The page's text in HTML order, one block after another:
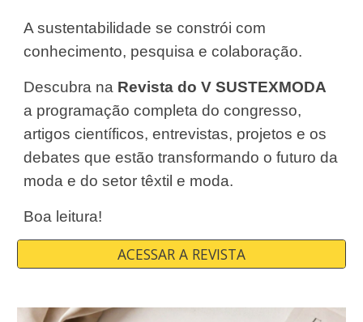
A sustentabilidade se constrói com
conhecimento, pesquisa e colaboração.
Descubra na Revista do V SUSTEXMODA
a programação completa do congresso,
artigos científicos, entrevistas, projetos e os
debates que estão transformando o futuro da
moda e do setor têxtil e moda.
Boa leitura!
ACESSAR A REVISTA